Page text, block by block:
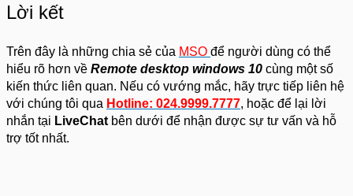
Lời kết
Trên đây là những chia sẻ của MSO để người dùng có thể
hiểu rõ hơn về Remote desktop windows 10 cùng một số
kiến thức liên quan. Nếu có vướng mắc, hãy trực tiếp liên hệ
với chúng tôi qua Hotline: 024.9999.7777, hoặc để lại lời
nhắn tại LiveChat bên dưới để nhận được sự tư vấn và hỗ
trợ tốt nhất.